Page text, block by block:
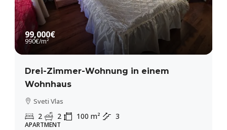
99,000€
990€/m²
Drei-Zimmer-Wohnung in einem
Wohnhaus
Sveti Vlas
2 2 100 m² 3
APARTMENT